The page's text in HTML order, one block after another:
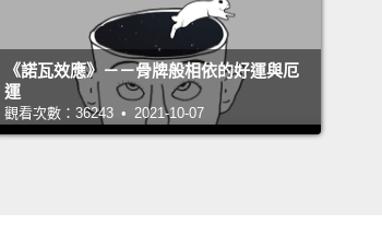
《諾瓦效應》－－骨牌般相依的好運與厄
運
觀看次數：36243 • 2021-10-07